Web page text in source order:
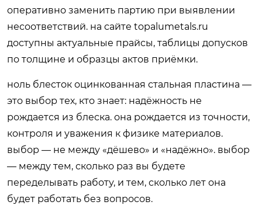
оперативно заменить партию при выявлении
несоответствий. на сайте topalumetals.ru
доступны актуальные прайсы, таблицы допусков
по толщине и образцы актов приёмки.
ноль блесток оцинкованная стальная пластина —
это выбор тех, кто знает: надёжность не
рождается из блеска. она рождается из точности,
контроля и уважения к физике материалов.
выбор — не между «дёшево» и «надёжно». выбор
— между тем, сколько раз вы будете
переделывать работу, и тем, сколько лет она
будет работать без вопросов.